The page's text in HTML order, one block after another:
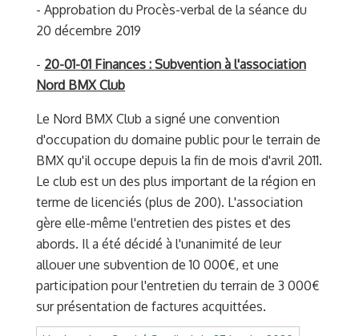
- Approbation du Procès-verbal de la séance du
20 décembre 2019
- 20-01-01 Finances : Subvention à l'association
Nord BMX Club
Le Nord BMX Club a signé une convention
d'occupation du domaine public pour le terrain de
BMX qu'il occupe depuis la fin de mois d'avril 2011.
Le club est un des plus important de la région en
terme de licenciés (plus de 200). L'association
gère elle-même l'entretien des pistes et des
abords. Il a été décidé à l'unanimité de leur
allouer une subvention de 10 000€, et une
participation pour l'entretien du terrain de 3 000€
sur présentation de factures acquittées.